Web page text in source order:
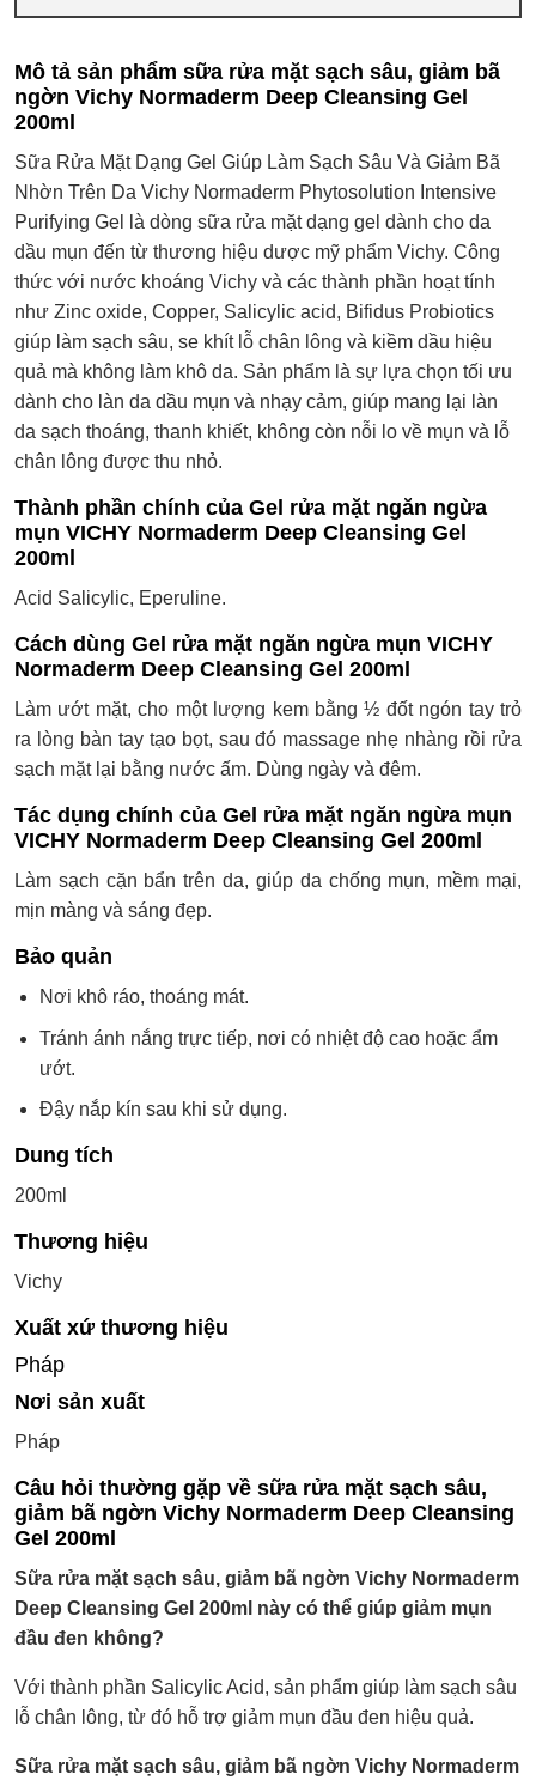
Mô tả sản phẩm sữa rửa mặt sạch sâu, giảm bã
ngờn Vichy Normaderm Deep Cleansing Gel
200ml
Sữa Rửa Mặt Dạng Gel Giúp Làm Sạch Sâu Và Giảm Bã
Nhờn Trên Da Vichy Normaderm Phytosolution Intensive
Purifying Gel là dòng sữa rửa mặt dạng gel dành cho da
dầu mụn đến từ thương hiệu dược mỹ phẩm Vichy. Công
thức với nước khoáng Vichy và các thành phần hoạt tính
như Zinc oxide, Copper, Salicylic acid, Bifidus Probiotics
giúp làm sạch sâu, se khít lỗ chân lông và kiềm dầu hiệu
quả mà không làm khô da. Sản phẩm là sự lựa chọn tối ưu
dành cho làn da dầu mụn và nhạy cảm, giúp mang lại làn
da sạch thoáng, thanh khiết, không còn nỗi lo về mụn và lỗ
chân lông được thu nhỏ.
Thành phần chính của Gel rửa mặt ngăn ngừa
mụn VICHY Normaderm Deep Cleansing Gel
200ml
Acid Salicylic, Eperuline.
Cách dùng Gel rửa mặt ngăn ngừa mụn VICHY
Normaderm Deep Cleansing Gel 200ml
Làm ướt mặt, cho một lượng kem bằng ½ đốt ngón tay trỏ
ra lòng bàn tay tạo bọt, sau đó massage nhẹ nhàng rồi rửa
sạch mặt lại bằng nước ấm. Dùng ngày và đêm.
Tác dụng chính của Gel rửa mặt ngăn ngừa mụn
VICHY Normaderm Deep Cleansing Gel 200ml
Làm sạch cặn bẩn trên da, giúp da chống mụn, mềm mại,
mịn màng và sáng đẹp.
Bảo quản
Nơi khô ráo, thoáng mát.
Tránh ánh nắng trực tiếp, nơi có nhiệt độ cao hoặc ẩm
ướt.
Đậy nắp kín sau khi sử dụng.
Dung tích
200ml
Thương hiệu
Vichy
Xuất xứ thương hiệu
Pháp
Nơi sản xuất
Pháp
Câu hỏi thường gặp về sữa rửa mặt sạch sâu,
giảm bã ngờn Vichy Normaderm Deep Cleansing
Gel 200ml
Sữa rửa mặt sạch sâu, giảm bã ngờn Vichy Normaderm
Deep Cleansing Gel 200ml này có thể giúp giảm mụn
đầu đen không?
Với thành phần Salicylic Acid, sản phẩm giúp làm sạch sâu
lỗ chân lông, từ đó hỗ trợ giảm mụn đầu đen hiệu quả.
Sữa rửa mặt sạch sâu, giảm bã ngờn Vichy Normaderm